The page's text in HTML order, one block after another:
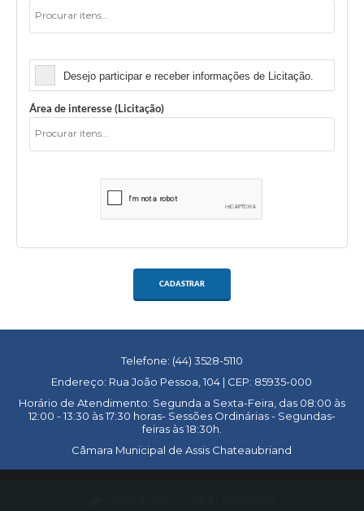
Desejo participar e receber informações de Licitação.
Área de interesse (Licitação)
CADASTRAR
Telefone: (44) 3528-5110
Endereço: Rua João Pessoa, 104 | CEP: 85935-000
Horário de Atendimento: Segunda a Sexta-Feira, das 08:00 às
12:00 - 13:30 às 17:30 horas- Sessões Ordinárias - Segundas-
feiras às 18:30h.
Câmara Municipal de Assis Chateaubriand